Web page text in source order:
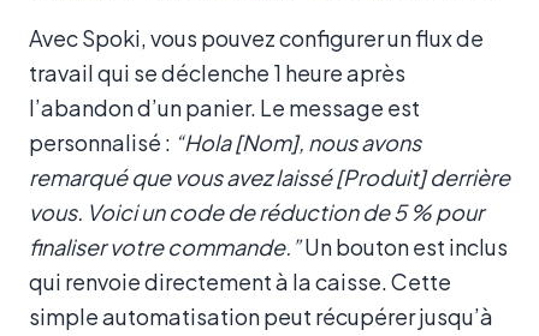
Avec Spoki, vous pouvez configurer un flux de
travail qui se déclenche 1 heure après
l’abandon d’un panier. Le message est
personnalisé : “Hola [Nom], nous avons
remarqué que vous avez laissé [Produit] derrière
vous. Voici un code de réduction de 5 % pour
finaliser votre commande.”Un bouton est inclus
qui renvoie directement à la caisse. Cette
simple automatisation peut récupérer jusqu’à